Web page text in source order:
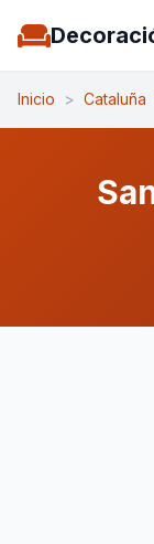
Inicio > Cataluña